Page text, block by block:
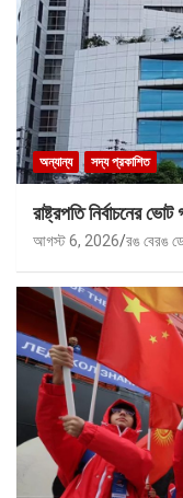
অন্যান্য সদ্য প্রকাশিত
রাষ্ট্রপতি নির্বাচনের
আগস্ট 6, 2026 রঙ বেরঙ